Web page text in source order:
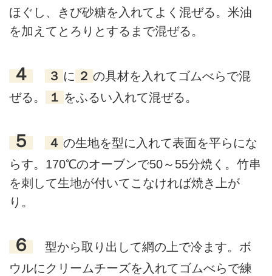
ほぐし、きび砂糖を入れてよく混ぜる。米油
を加えてとろりとするまで混ぜる。
４ ３ に ２ の具材を入れてゴムべらで混
ぜる。
１ をふるい入れて混ぜる。
５ ４ の生地を型に入れて表面を平らにな
らす。170℃のオーブンで50～55分焼く。竹串
を刺して生地が付いてこなければ焼き上が
り。
６
型から取り出して網の上で冷ます。ボ
ウルにクリームチーズを入れてゴムべらで練